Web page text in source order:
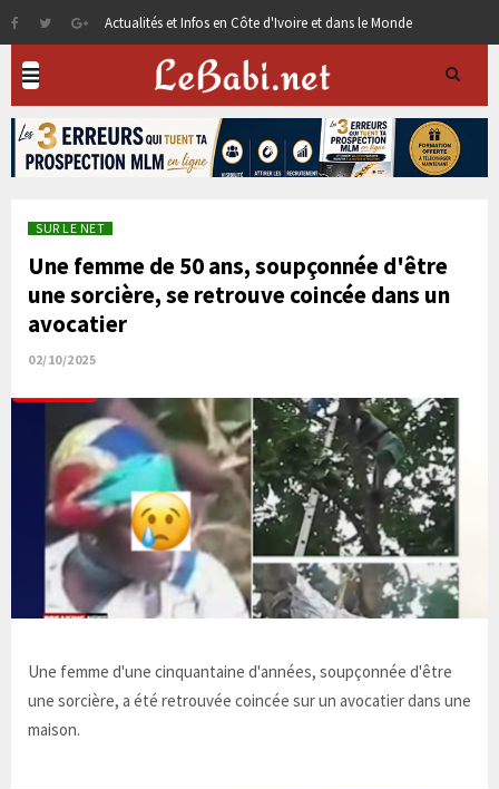
Actualités et Infos en Côte d'Ivoire et dans le Monde
SUR LE NET
Une femme de 50 ans, soupçonnée d'être
une sorcière, se retrouve coincée dans un
avocatier
02/10/2025
Une femme d'une cinquantaine d'années, soupçonnée d'être
une sorcière, a été retrouvée coincée sur un avocatier dans une
maison.